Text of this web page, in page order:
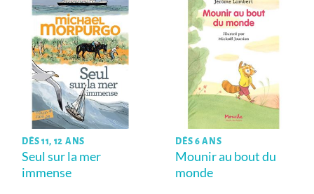
DÈS 11, 12 ANS
Seul sur la mer
immense
DÈS 6 ANS
Mounir au bout du
monde